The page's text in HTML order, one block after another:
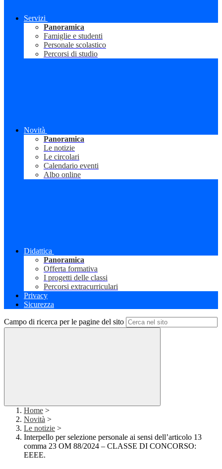
Servizi
Panoramica
Famiglie e studenti
Personale scolastico
Percorsi di studio
Novità
Panoramica
Le notizie
Le circolari
Calendario eventi
Albo online
Didattica
Panoramica
Offerta formativa
I progetti delle classi
Percorsi extracurriculari
Privacy
Sicurezza
Campo di ricerca per le pagine del sito
Home >
Novità >
Le notizie >
Interpello per selezione personale ai sensi dell’articolo 13
comma 23 OM 88/2024 – CLASSE DI CONCORSO:
EEEE.